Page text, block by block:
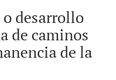
desarrollo
de caminos
de la